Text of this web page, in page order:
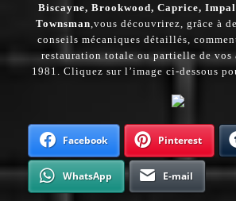
Biscayne, Brookwood, Caprice,
Townsman vous découvrirez, grâce à
conseils mécaniques détaillés,
restauration totale ou partielle de vos
1981. Cliquez sur l’image ci-dessous
Facebook Pinterest
WhatsApp E-mail